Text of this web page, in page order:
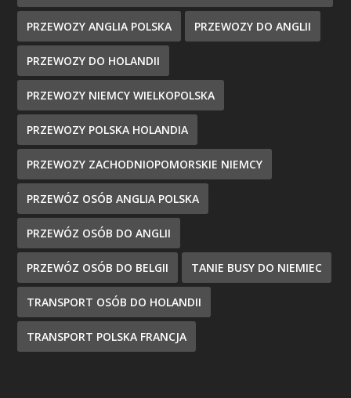
PRZEWOZY ANGLIA POLSKA PRZEWOZY DO ANGLII
PRZEWOZY DO HOLANDII
PRZEWOZY NIEMCY WIELKOPOLSKA
PRZEWOZY POLSKA HOLANDIA
PRZEWOZY ZACHODNIOPOMORSKIE NIEMCY
PRZEWÓZ OSÓB ANGLIA POLSKA
PRZEWÓZ OSÓB DO ANGLII
PRZEWÓZ OSÓB DO BELGII TANIE BUSY DO NIEMIEC
TRANSPORT OSÓB DO HOLANDII
TRANSPORT POLSKA FRANCJA